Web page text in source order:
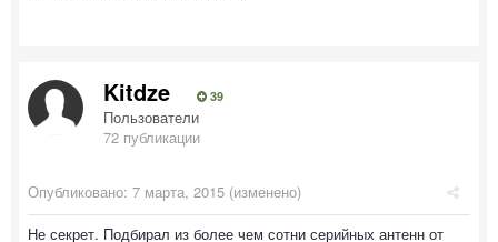
Kitdze 39
Пользователи
72 публикации
Опубликовано: 7 марта, 2015 (изменено)
Не секрет. Подбирал из более чем сотни серийных антенн от